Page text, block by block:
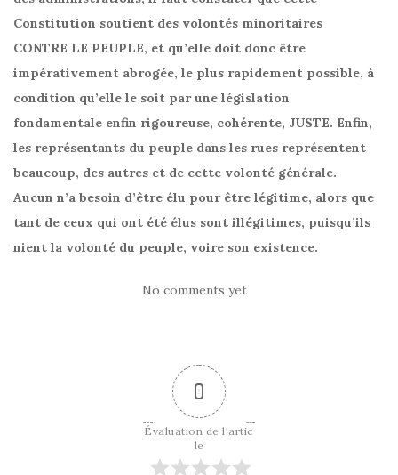
Constitution soutient des volontés minoritaires
CONTRE LE PEUPLE, et qu’elle doit donc être
impérativement abrogée, le plus rapidement possible, à
condition qu’elle le soit par une législation
fondamentale enfin rigoureuse, cohérente, JUSTE. Enfin,
les représentants du peuple dans les rues représentent
beaucoup, des autres et de cette volonté générale.
Aucun n’a besoin d’être élu pour être légitime, alors que
tant de ceux qui ont été élus sont illégitimes, puisqu’ils
nient la volonté du peuple, voire son existence.
No comments yet
0
Évaluation de l'artic
le